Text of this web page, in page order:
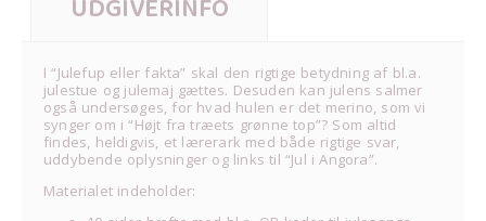
UDGIVERINFO
I “Julefup eller fakta” skal den rigtige betydning af bl.a.
julestue og julemaj gættes. Desuden kan julens salmer
også undersøges, for hvad hulen er det merino, som vi
synger om i “Højt fra træets grønne top”? Som altid
findes, heldigvis, et lærerark med både rigtige svar,
uddybende oplysninger og links til “Jul i Angora”.
Materialet indeholder: